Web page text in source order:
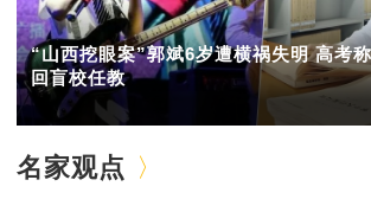
“山西挖眼案”郭斌6岁遭横祸失明 高考
回盲校任教
名家观点